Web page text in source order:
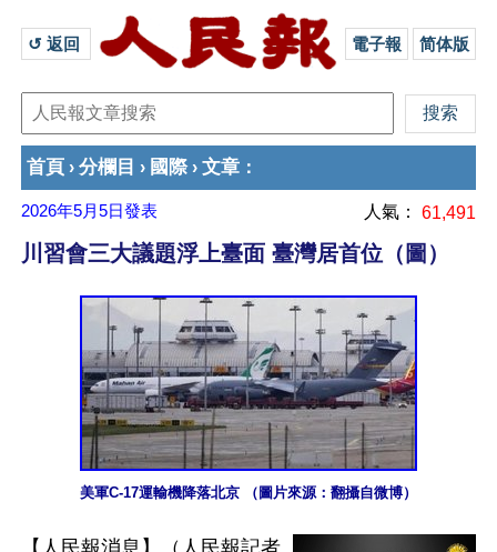
↺ 返回 電子報 简体版
首頁 › 分欄目 › 國際› 文章 ：
2026年5月5日發表 人氣： 61,491
川習會三大議題浮上臺面 臺灣居首位（圖）
美軍C-17運輸機降落北京 （圖片來源：翻攝自微博）
【人民報消息】（人民報記者